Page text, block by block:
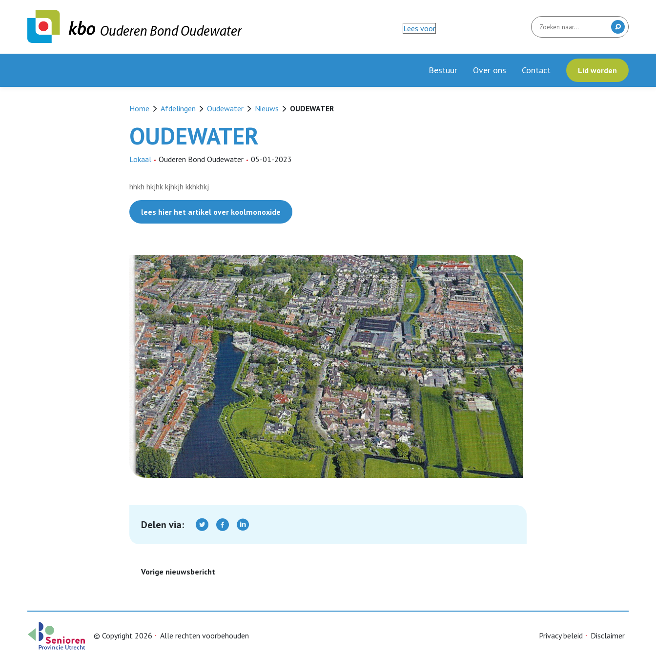
Ouderen Bond Oudewater Lees voor
Bestuur Over ons Contact Lid worden
Home Afdelingen Oudewater Nieuws OUDEWATER
OUDEWATER
Lokaal Ouderen Bond Oudewater 05-01-2023
hhkh hkjhk kjhkjh kkhkhkj
lees hier het artikel over koolmonoxide
Delen via:
Vorige nieuwsbericht
© Copyright 2026 Alle rechten voorbehouden Privacy beleid Disclaimer